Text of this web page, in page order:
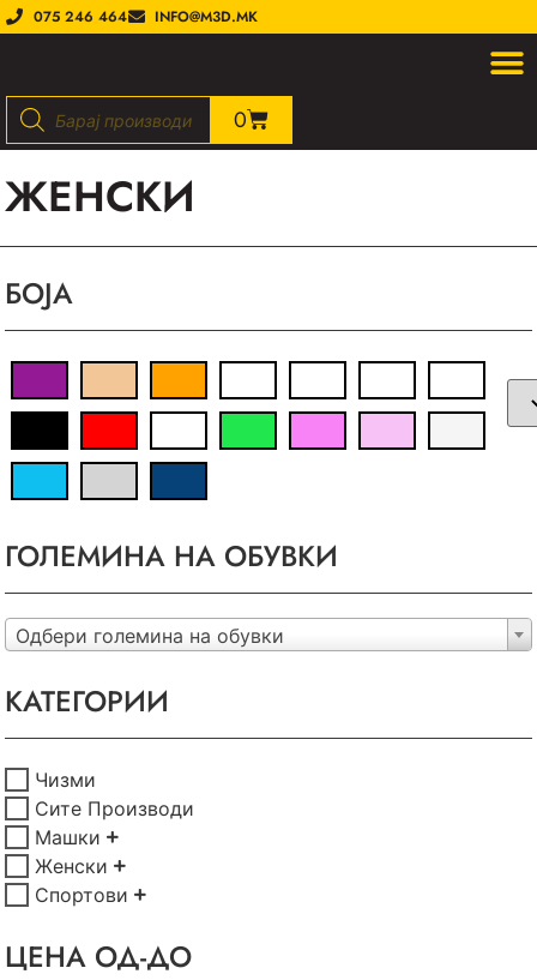
075 246 464 INFO@M3D.MK
0
ЖЕНСКИ
БОJА
ГОЛЕМИНА НА ОБУВКИ
Одбери големина на обувки
КАТЕГОРИИ
Чизми
Сите Производи
Машки
Женски
Спортови
ЦЕНА ОД-ДО